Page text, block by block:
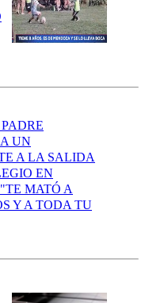
UN
A LA SALIDA
EN
MATÓ A
Y A TODA TU